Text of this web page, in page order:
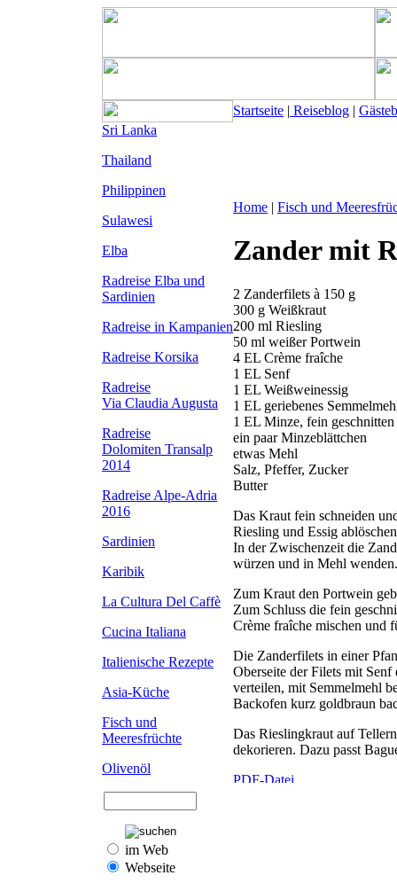
Startseite | Reiseblog |
Sri Lanka
Thailand
Philippinen
Sulawesi
Elba
Radreise Elba und
Sardinien
Radreise in Kampanien
Radreise Korsika
Radreise
Via Claudia Augusta
Radreise
Dolomiten Transalp
2014
Radreise Alpe-Adria
2016
Sardinien
Karibik
La Cultura Del Caffè
Cucina Italiana
Italienische Rezepte
Asia-Küche
Fisch und
Meeresfrüchte
Olivenöl
im Web
Webseite
Home | Fisch und
Zander mit
2 Zanderfilets à 150 g
300 g Weißkraut
200 ml Riesling
50 ml weißer Portwein
4 EL Crème fraîche
1 EL Senf
1 EL Weißweinessig
1 EL geriebenes
1 EL Minze, fein geschnitten
ein paar Minzeblättchen
etwas Mehl
Salz, Pfeffer, Zucker
Butter
Das Kraut fein schneiden
Riesling und Essig
In der Zwischenzeit die
würzen und in Mehl
Zum Kraut den Portwein
Zum Schluss die fein
Crème fraîche mischen und
Die Zanderfilets in einer
Oberseite der Filets mit
verteilen, mit Semmelmehl
Backofen kurz goldbraun
Das Rieslingkraut auf
dekorieren. Dazu passt